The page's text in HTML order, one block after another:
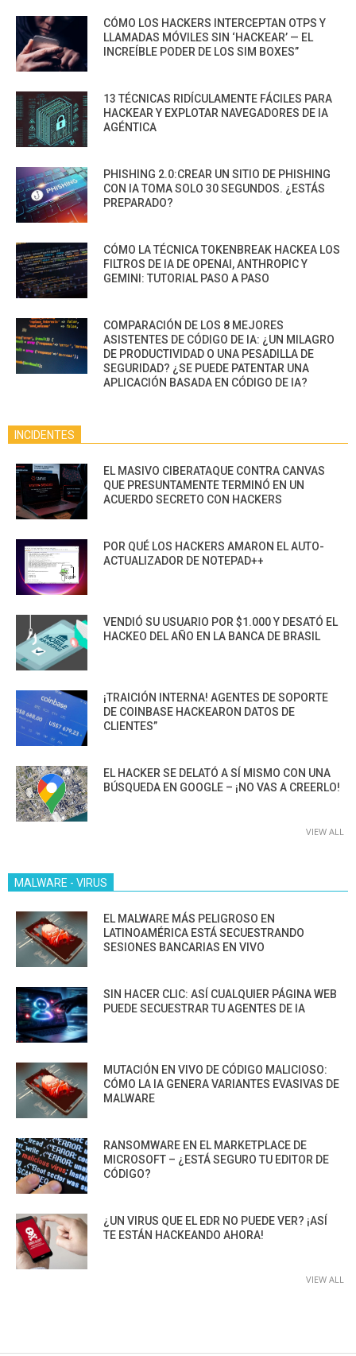
CÓMO LOS HACKERS INTERCEPTAN OTPS Y
LLAMADAS MÓVILES SIN ‘HACKEAR’ — EL
INCREÍBLE PODER DE LOS SIM BOXES”
13 TÉCNICAS RIDÍCULAMENTE FÁCILES PARA
HACKEAR Y EXPLOTAR NAVEGADORES DE IA
AGÉNTICA
PHISHING 2.0:CREAR UN SITIO DE PHISHING
CON IA TOMA SOLO 30 SEGUNDOS. ¿ESTÁS
PREPARADO?
CÓMO LA TÉCNICA TOKENBREAK HACKEA LOS
FILTROS DE IA DE OPENAI, ANTHROPIC Y
GEMINI: TUTORIAL PASO A PASO
COMPARACIÓN DE LOS 8 MEJORES
ASISTENTES DE CÓDIGO DE IA: ¿UN MILAGRO
DE PRODUCTIVIDAD O UNA PESADILLA DE
SEGURIDAD? ¿SE PUEDE PATENTAR UNA
APLICACIÓN BASADA EN CÓDIGO DE IA?
INCIDENTES
EL MASIVO CIBERATAQUE CONTRA CANVAS
QUE PRESUNTAMENTE TERMINÓ EN UN
ACUERDO SECRETO CON HACKERS
POR QUÉ LOS HACKERS AMARON EL AUTO-
ACTUALIZADOR DE NOTEPAD++
VENDIÓ SU USUARIO POR $1.000 Y DESATÓ EL
HACKEO DEL AÑO EN LA BANCA DE BRASIL
¡TRAICIÓN INTERNA! AGENTES DE SOPORTE
DE COINBASE HACKEARON DATOS DE
CLIENTES”
EL HACKER SE DELATÓ A SÍ MISMO CON UNA
BÚSQUEDA EN GOOGLE – ¡NO VAS A CREERLO!
VIEW ALL
MALWARE - VIRUS
EL MALWARE MÁS PELIGROSO EN
LATINOAMÉRICA ESTÁ SECUESTRANDO
SESIONES BANCARIAS EN VIVO
SIN HACER CLIC: ASÍ CUALQUIER PÁGINA WEB
PUEDE SECUESTRAR TU AGENTES DE IA
MUTACIÓN EN VIVO DE CÓDIGO MALICIOSO:
CÓMO LA IA GENERA VARIANTES EVASIVAS DE
MALWARE
RANSOMWARE EN EL MARKETPLACE DE
MICROSOFT – ¿ESTÁ SEGURO TU EDITOR DE
CÓDIGO?
¿UN VIRUS QUE EL EDR NO PUEDE VER? ¡ASÍ
TE ESTÁN HACKEANDO AHORA!
VIEW ALL